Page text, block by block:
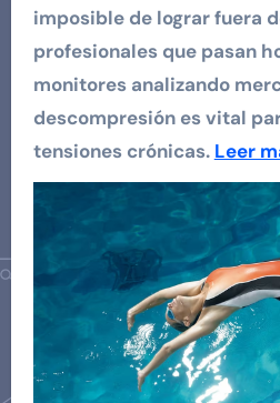
imposible de lograr fuera
profesionales que pasan
monitores analizando
descompresión es vital
tensiones crónicas. Leer